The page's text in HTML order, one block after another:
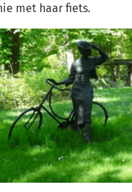
met haar fiets.